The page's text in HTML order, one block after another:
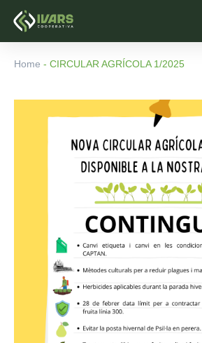
Home - CIRCULAR AGRÍCOLA 1/2025